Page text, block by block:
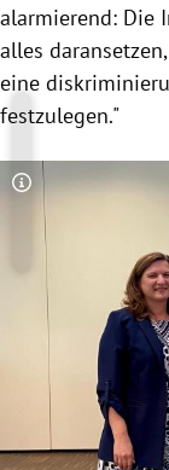
alarmierend: Die
alles
eine
festzulegen."
Copyright-